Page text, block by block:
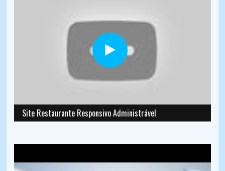
Site Restaurante Responsivo Administrável